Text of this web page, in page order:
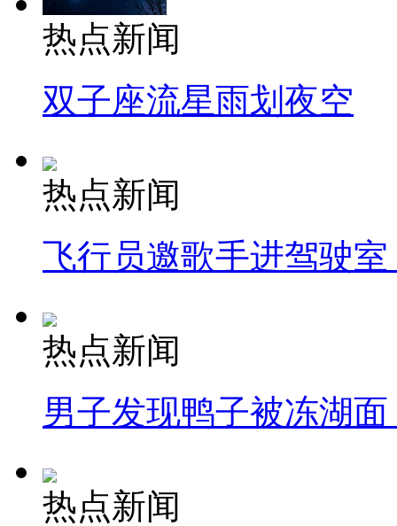
热点新闻
双子座流星雨划夜空
热点新闻
飞行员邀歌手进驾驶
热点新闻
男子发现鸭子被冻湖
热点新闻